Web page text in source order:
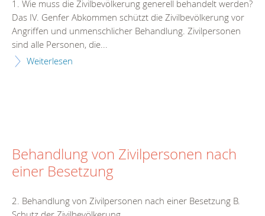
1. Wie muss die Zivilbevölkerung generell behandelt werden?
Das IV. Genfer Abkommen schützt die Zivilbevölkerung vor
Angriffen und unmenschlicher Behandlung. Zivilpersonen
sind alle Personen, die...
Weiterlesen
Behandlung von Zivilpersonen nach
einer Besetzung
2. Behandlung von Zivilpersonen nach einer Besetzung B.